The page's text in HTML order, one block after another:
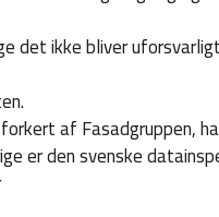
det ikke bliver uforsvarligt
af Fasadgruppen,
er den svenske